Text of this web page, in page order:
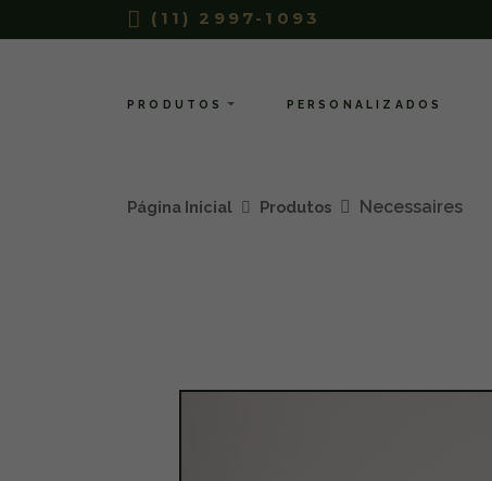
(11) 2997-1093
PRODUTOS PERSONALIZADOS
Página Inicial Produtos Necessaires